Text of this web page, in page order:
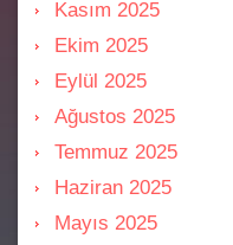
Kasım 2025
Ekim 2025
Eylül 2025
Ağustos 2025
Temmuz 2025
Haziran 2025
Mayıs 2025